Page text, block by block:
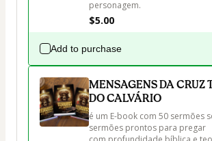
$5.00
Add to purchase
MENSAGENS DA CRUZ
DO CALVÁRIO
é um E-book com 50 sermões
sermões prontos para pregar